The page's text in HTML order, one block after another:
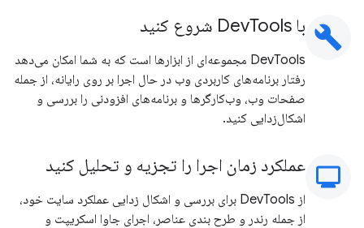
build با DevTools شروع کنید
DevTools مجموعه‌ای از ابزارها است که به شما امکان می‌دهد
رفتار برنامه‌های کاربردی وب در حال اجرا بر روی رایانه، از جمله
صفحات وب، وب‌کارگرها و برنامه‌های افزودنی را بررسی و
اشکال‌زدایی کنید.
عملکرد زمان اجرا را تجزیه و تحلیل کنید
از DevTools برای بررسی و اشکال زدایی عملکرد سایت خود،
از جمله رندر و طرح بندی عناصر، اجرای جاوا اسکریپت و